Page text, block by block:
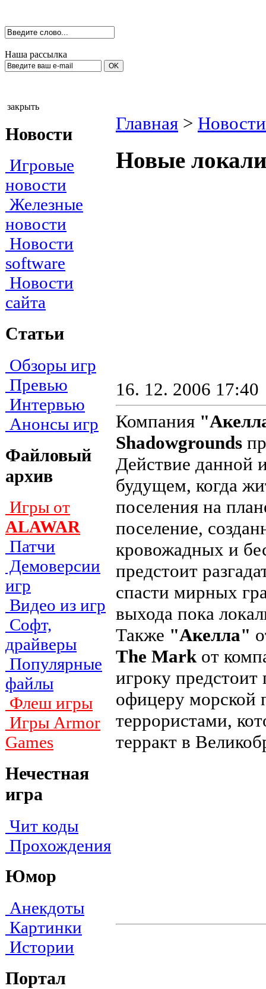
Наша рассылка
закрыть
Новости
Игровые
новости
Железные
новости
Новости
software
Новости
сайта
Статьи
Обзоры игр
Превью
Интервью
Анонсы игр
Файловый
архив
Игры от
ALAWAR
Патчи
Демоверсии
игр
Видео из игр
Софт,
драйверы
Популярные
файлы
Флеш игры
Игры Armor
Games
Нечестная
игра
Чит коды
Прохождения
Юмор
Анекдоты
Картинки
Истории
Портал
Главная >
Новые
16. 12. 2006 17:40
Компания
Shadowgrounds
Действие данной
будущем, когда
поселения на
поселение,
кровожадных и
предстоит
спасти мирных
выхода пока
Также "Акелла"
The Mark от
игроку
офицеру морской
террористами,
терракт в